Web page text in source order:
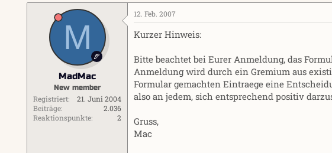
s
s
e
l
m
M
MadMac
New member
Registriert
21. Juni 2004
Beiträge
2.036
Reaktionspunkte
2
12. Feb. 2007
Kurzer Hinweis:
Bitte beachtet bei Eurer Anmeldung, das
Anmeldung wird durch ein Gremium aus
Formular gemachten Eintraege eine
also an jedem, sich entsprechend positiv
Gruss,
Mac